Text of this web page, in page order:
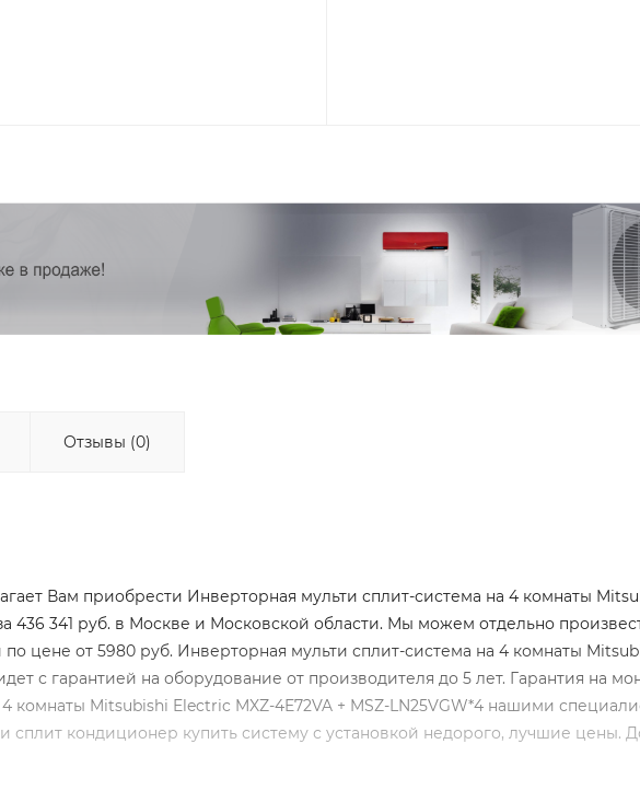
Отзывы (0)
Вам приобрести Инверторная мульти сплит-система на 4 комнаты
436 341 руб. в Москве и Московской области. Мы можем отдельно
по цене от 5980 руб. Инверторная мульти сплит-система на 4 комнаты
с гарантией на оборудование от производителя до 5 лет. Гарантия на
комнаты Mitsubishi Electric MXZ-4E72VA + MSZ-LN25VGW*4 нашими
сплит кондиционер купить систему с установкой недорого, лучшие цены.